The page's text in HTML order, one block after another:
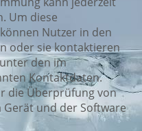
Um diese
Nutzer in den
oder sie kontaktieren
den im
Kontaktdaten.
die Überprüfung von
und der Software